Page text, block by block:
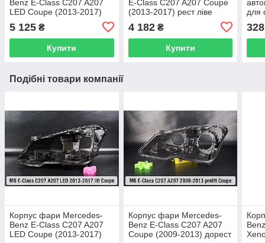
Benz E-Class C207 A207
LED Coupe (2013-2017)
5 125 ₴
Купити
E-Class C207 A207 Coupe
(2013-2017) рест ліве
4 182₴
Купити
для
328
Подібні товари компанії
Корпус фари Mercedes-
Benz E-Class C207 A207
LED Coupe (2013-2017)
Корпус фари Mercedes-
Benz E-Class C207 A207
Coupe (2009-2013) дорест